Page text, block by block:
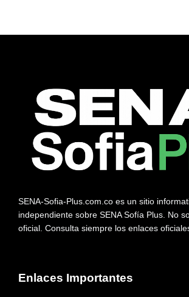
SENA-Sofia-Plus.com.co es un sitio
independiente sobre SENA Sofía Plus. No
oficial. Consulta siempre los enlaces
Enlaces Importantes